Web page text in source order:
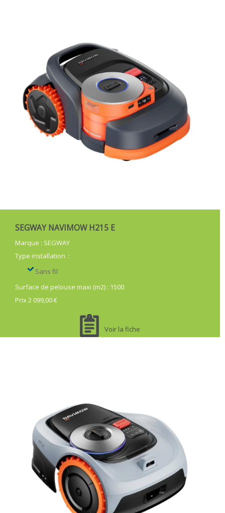
SEGWAY NAVIMOW H215 E
Marque : SEGWAY
Type installation :
Sans fil
Surface de pelouse maxi (m2) : 1500
Prix 2 099,00 €
Voir la fiche